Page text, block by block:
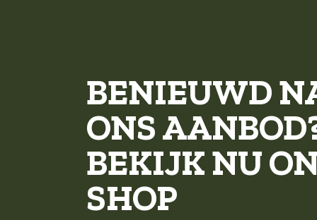
BENIEUWD
ONS
BEKIJK NU
SHOP